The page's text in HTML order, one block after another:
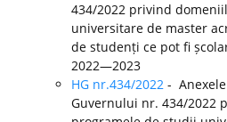
434/2022 privind
universitare de master
de studenți ce pot fi
2022—2023
HG nr.434/2022 -
Guvernului nr. 434/2022